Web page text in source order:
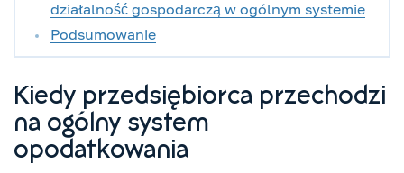
działalność gospodarczą w ogólnym systemie
Podsumowanie
Kiedy przedsiębiorca przechodzi
na ogólny system
opodatkowania